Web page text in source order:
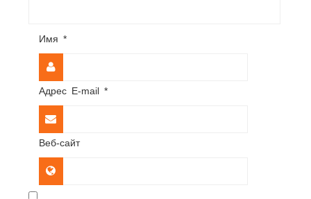
Имя *
Адрес E-mail *
Веб-сайт